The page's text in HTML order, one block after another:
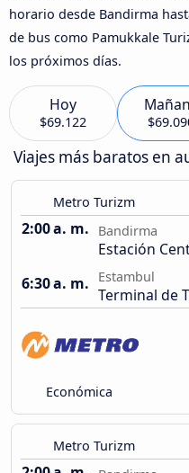
horario desde Bandirma
de bus como Pamukkale
los próximos días.
Hoy
$69.122
Viajes más baratos en
Metro Turizm
2:00 a. m. Bandirma
Estación
6:30 a. m.
Estambul
Terminal de
Económica
Metro Turizm